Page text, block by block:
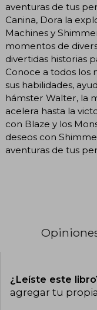
aventuras de tus
Canina, Dora la
Machines y
momentos de
divertidas historias
Conoce a todos los
sus habilidades,
hámster Walter, la
acelera hasta la
con Blaze y los
deseos con
aventuras de tus
¿Leíste este
agregar tu